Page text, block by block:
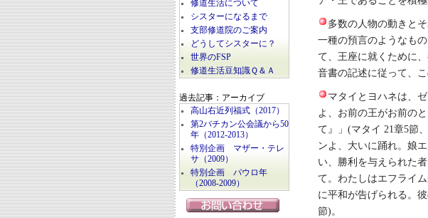
修道生活について
シスターになるまで
支部修道院のご案内
どうしてシスターに？
世界のFSP
修道生活豆知識Ｑ＆Ａ
過去記事：アーカイブ
高山右近列福式（2017）
第2バチカン公会議から50
年（2012-2013）
特別企画 マザー・テレ
サ（2009）
特別企画 パウロ年
（2008-2009）
多数の人物の動きと
一種の預言のようなも
て、王座に就くために
音書の記述に従って、
マタイとヨハネは、
よ、お前の王がお前の
て』」(マタイ 21章5節
ンよ、大いに踊れ。娘
い、勝利を与えられた
て。わたしはエフライ
に平和が告げられる。
節)。